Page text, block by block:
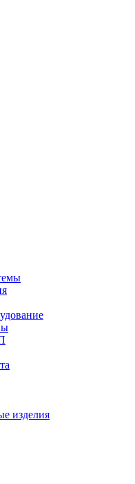
изделия